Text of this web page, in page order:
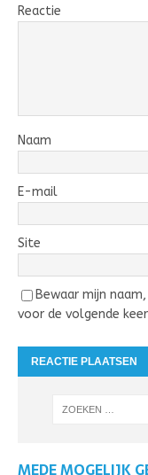
Reactie
Naam
E-mail
Site
Bewaar mijn
voor de volgende
MEDE MOGELIJK